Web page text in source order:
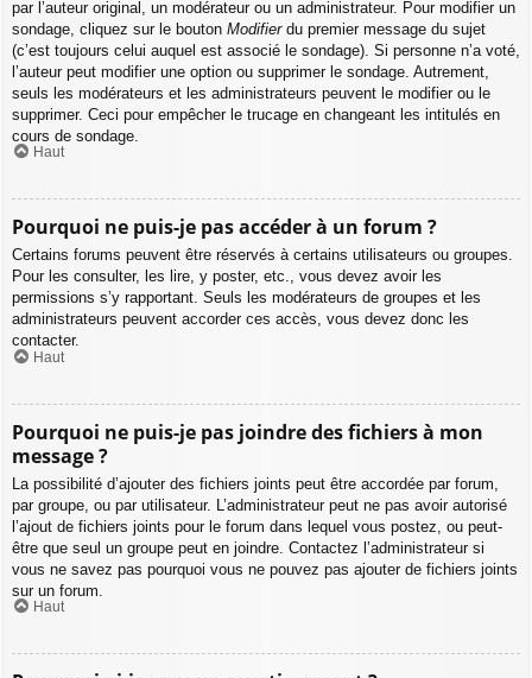
par l’auteur original, un modérateur ou un administrateur. Pour modifier un
sondage, cliquez sur le bouton Modifierdu premier message du sujet
(c’est toujours celui auquel est associé le sondage). Si personne n’a voté,
l’auteur peut modifier une option ou supprimer le sondage. Autrement,
seuls les modérateurs et les administrateurs peuvent le modifier ou le
supprimer. Ceci pour empêcher le trucage en changeant les intitulés en
cours de sondage.
Haut
Pourquoi ne puis-je pas accéder à un forum ?
Certains forums peuvent être réservés à certains utilisateurs ou groupes.
Pour les consulter, les lire, y poster, etc., vous devez avoir les
permissions s’y rapportant. Seuls les modérateurs de groupes et les
administrateurs peuvent accorder ces accès, vous devez donc les
contacter.
Haut
Pourquoi ne puis-je pas joindre des fichiers à mon
message ?
La possibilité d’ajouter des fichiers joints peut être accordée par forum,
par groupe, ou par utilisateur. L’administrateur peut ne pas avoir autorisé
l’ajout de fichiers joints pour le forum dans lequel vous postez, ou peut-
être que seul un groupe peut en joindre. Contactez l’administrateur si
vous ne savez pas pourquoi vous ne pouvez pas ajouter de fichiers joints
sur un forum.
Haut